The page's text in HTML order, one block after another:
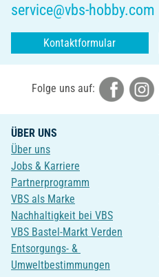
service@vbs-hobby.com
Kontaktformular
Folge uns auf:
ÜBER UNS
Über uns
Jobs & Karriere
Partnerprogramm
VBS als Marke
Nachhaltigkeit bei VBS
VBS Bastel-Markt Verden
Entsorgungs- &
Umweltbestimmungen